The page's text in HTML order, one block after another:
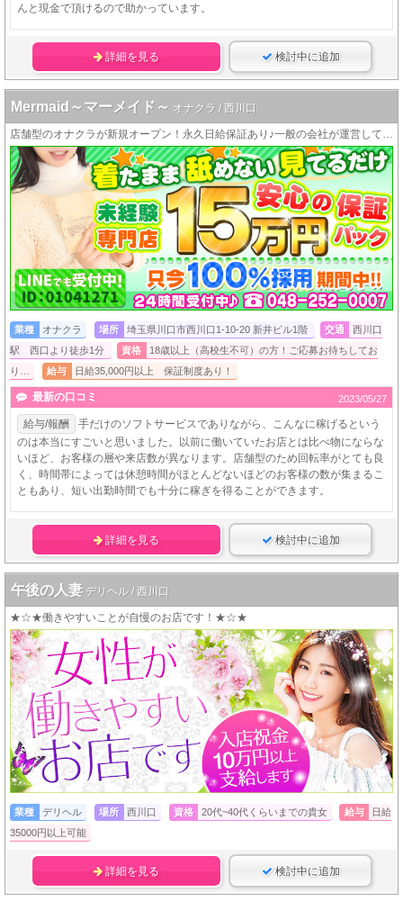
んと現金で頂けるので助かっています。
詳細を見る 検討中に追加
Mermaid～マーメイド～ オナクラ / 西川口
店舗型のオナクラが新規オープン！永久日給保証あり♪一般の会社が運営しています！
業種 オナクラ 場所 埼玉県川口市西川口1-10-20 新井ビル1階 交通
西川口
駅 西口より徒歩1分
資格
18歳以上（高校生不可）の方！ご応募お待ちしてお
り…
給与 日給35,000円以上 保証制度あり！
最新の口コミ 2023/05/27
給与/報酬
手だけのソフトサービスでありながら、こんなに稼げるという
のは本当にすごいと思いました。以前に働いていたお店とは比べ物にならな
いほど、お客様の層や来店数が異なります。店舗型のため回転率がとても良
く、時間帯によっては休憩時間がほとんどないほどのお客様の数が集まるこ
ともあり、短い出勤時間でも十分に稼ぎを得ることができます。
詳細を見る 検討中に追加
午後の人妻 デリヘル / 西川口
★☆★働きやすいことが自慢のお店です！★☆★
業種 デリヘル 場所 西川口 資格 20代~40代くらいまでの貴女 給与
日給
35000円以上可能
詳細を見る 検討中に追加